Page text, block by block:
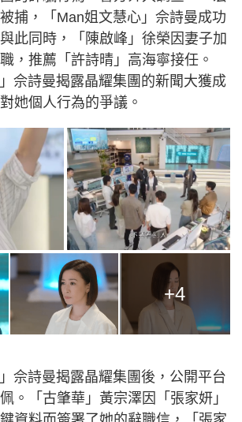
捕，「Man姐文慧心」佘詩曼成功
此同時，「陳啟峰」徐榮因妻子加
，推薦「許詩晴」高海寧接任。
佘詩曼揭露晶耀集團的新聞大獲成
她個人行為的爭議。
+4
佘詩曼揭露晶耀集團後，公開平台
。「古肇華」黃宗澤因「張家妍」